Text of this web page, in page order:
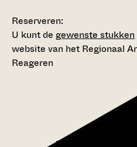
Reserveren:
U kunt de gewenste stukken
website van het Regionaal
Reageren